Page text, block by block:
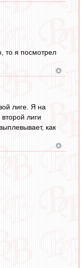
то я посмотрел
лиге. Я на
лиги
как